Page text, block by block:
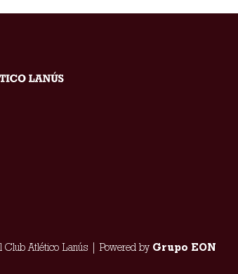
Club Atlético Lanús | Powered by Grupo EON